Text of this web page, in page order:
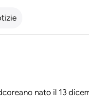
nato il 13